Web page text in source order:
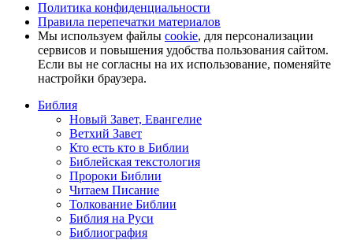
Политика конфиденциальности
Правила перепечатки материалов
Мы используем файлы cookie, для персонализации
сервисов и повышения удобства пользования сайтом.
Если вы не согласны на их использование, поменяйте
настройки браузера.
Библия
Новый Завет, Евангелие
Ветхий Завет
Кто есть кто в Библии
Библейская текстология
Пророки Библии
Читаем Писание
Толкование Библии
Библия на Руси
Библиография